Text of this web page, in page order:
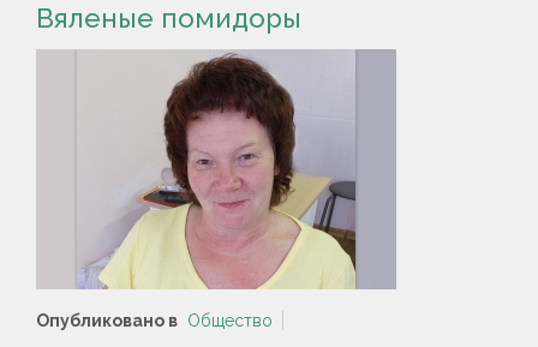
Вяленые помидоры
Опубликовано в Общество